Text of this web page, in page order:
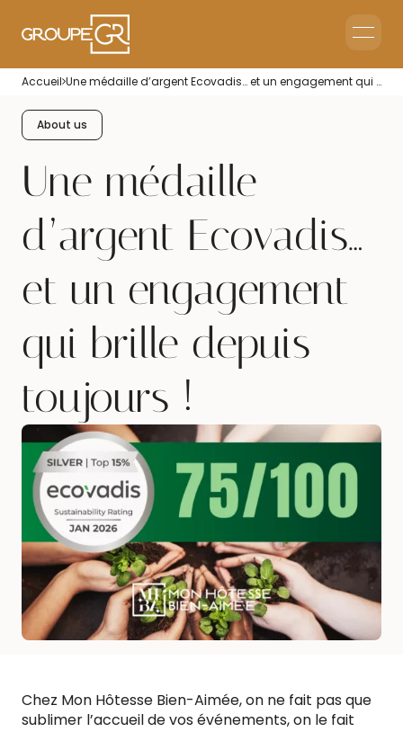
Home
Corporate Reception
Accueil Une médaille d’argent Ecovadis… et un engagement qui brille depuis toujours !
About us
Une médaille
d’argent Ecovadis…
et un engagement
qui brille depuis
toujours !
Chez Mon Hôtesse Bien-Aimée, on ne fait pas que
sublimer l’accueil de vos événements, on le fait